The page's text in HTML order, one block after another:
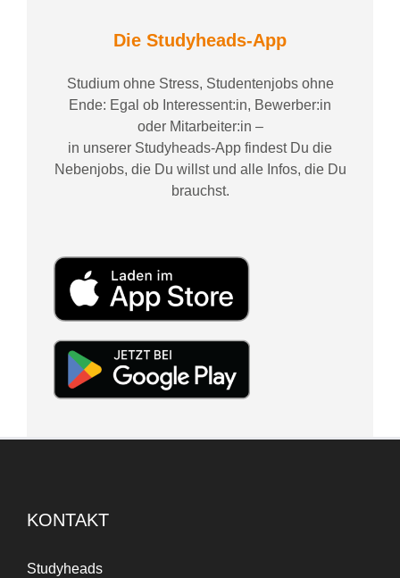
Die Studyheads-App
Studium ohne Stress, Studentenjobs ohne
Ende: Egal ob Interessent:in, Bewerber:in
oder Mitarbeiter:in –
in unserer Studyheads-App findest Du die
Nebenjobs, die Du willst und alle Infos, die Du
brauchst.
KONTAKT
Studyheads